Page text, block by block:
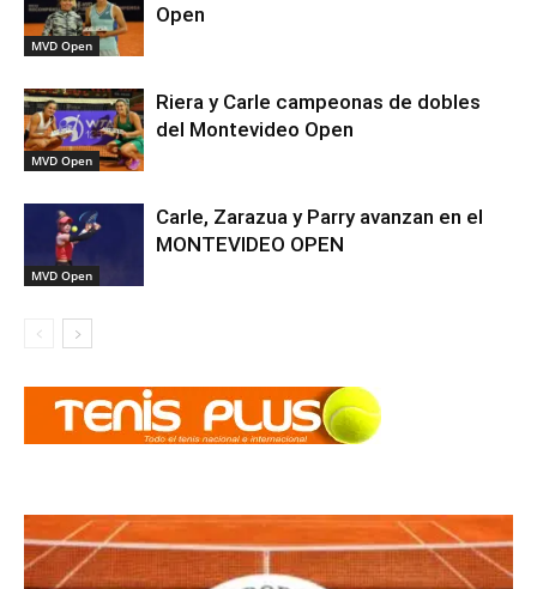
MVD Open
Open
MVD Open
Riera y Carle campeonas de dobles
del Montevideo Open
MVD Open
Carle, Zarazua y Parry avanzan en el
MONTEVIDEO OPEN